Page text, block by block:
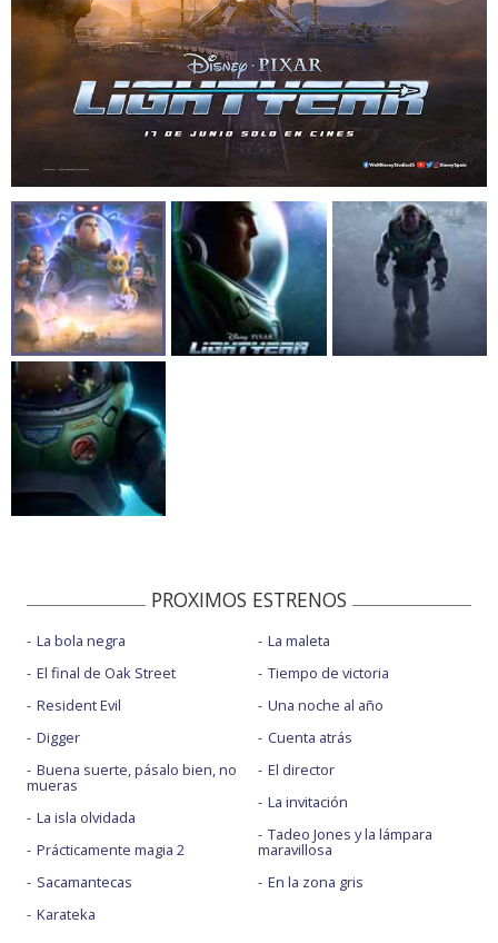
PROXIMOS ESTRENOS
La bola negra
El final de Oak Street
Resident Evil
Digger
Buena suerte, pásalo bien, no
mueras
La isla olvidada
Prácticamente magia 2
Sacamantecas
Karateka
La maleta
Tiempo de victoria
Una noche al año
Cuenta atrás
El director
La invitación
Tadeo Jones y la lámpara
maravillosa
En la zona gris